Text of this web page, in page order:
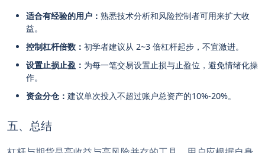
适合有经验的用户： 熟悉技术分析和风险控制者可用来扩大收
益。
控制杠杆倍数： 初学者建议从 2~3 倍杠杆起步，不宜激进。
设置止损止盈： 为每一笔交易设置止损与止盈位，避免情绪化操
作。
资金分仓： 建议单次投入不超过账户总资产的10%-20%。
五、总结